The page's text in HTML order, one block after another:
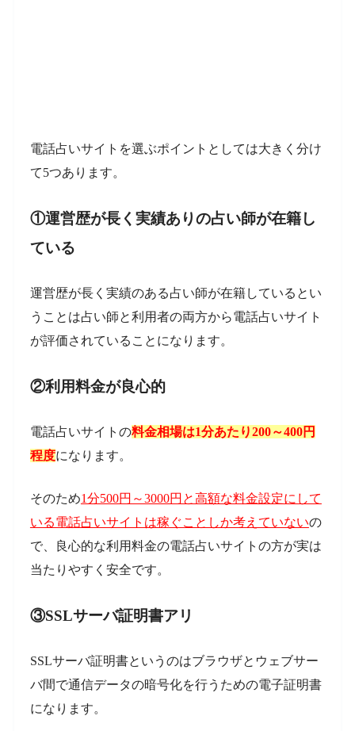
電話占いサイトを選ぶポイントとしては大きく分け
て5つあります。
①運営歴が長く実績ありの占い師が在籍し
ている
運営歴が長く実績のある占い師が在籍しているとい
うことは占い師と利用者の両方から電話占いサイト
が評価されていることになります。
②利用料金が良心的
電話占いサイトの料金相場は1分あたり200～400円
程度になります。
そのため1分500円～3000円と高額な料金設定にして
いる電話占いサイトは稼ぐことしか考えていないの
で、良心的な利用料金の電話占いサイトの方が実は
当たりやすく安全です。
③SSLサーバ証明書アリ
SSLサーバ証明書というのはブラウザとウェブサー
バ間で通信データの暗号化を行うための電子証明書
になります。